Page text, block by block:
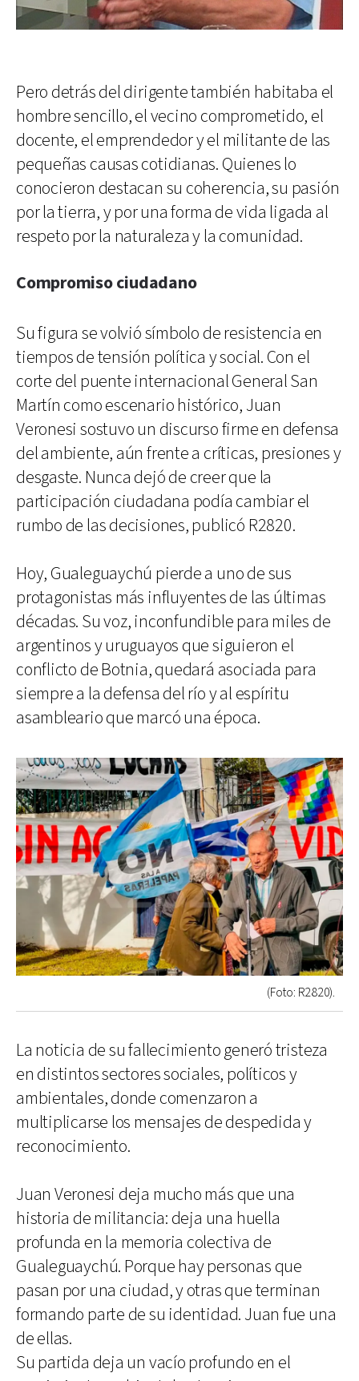
Pero detrás del dirigente también habitaba el
hombre sencillo, el vecino comprometido, el
docente, el emprendedor y el militante de las
pequeñas causas cotidianas. Quienes lo
conocieron destacan su coherencia, su pasión
por la tierra, y por una forma de vida ligada al
respeto por la naturaleza y la comunidad.
Compromiso ciudadano
Su figura se volvió símbolo de resistencia en
tiempos de tensión política y social. Con el
corte del puente internacional General San
Martín como escenario histórico, Juan
Veronesi sostuvo un discurso firme en defensa
del ambiente, aún frente a críticas, presiones y
desgaste. Nunca dejó de creer que la
participación ciudadana podía cambiar el
rumbo de las decisiones, publicó R2820.
Hoy, Gualeguaychú pierde a uno de sus
protagonistas más influyentes de las últimas
décadas. Su voz, inconfundible para miles de
argentinos y uruguayos que siguieron el
conflicto de Botnia, quedará asociada para
siempre a la defensa del río y al espíritu
asambleario que marcó una época.
(Foto: R2820).
La noticia de su fallecimiento generó tristeza
en distintos sectores sociales, políticos y
ambientales, donde comenzaron a
multiplicarse los mensajes de despedida y
reconocimiento.
Juan Veronesi deja mucho más que una
historia de militancia: deja una huella
profunda en la memoria colectiva de
Gualeguaychú. Porque hay personas que
pasan por una ciudad, y otras que terminan
formando parte de su identidad. Juan fue una
de ellas.
Su partida deja un vacío profundo en el